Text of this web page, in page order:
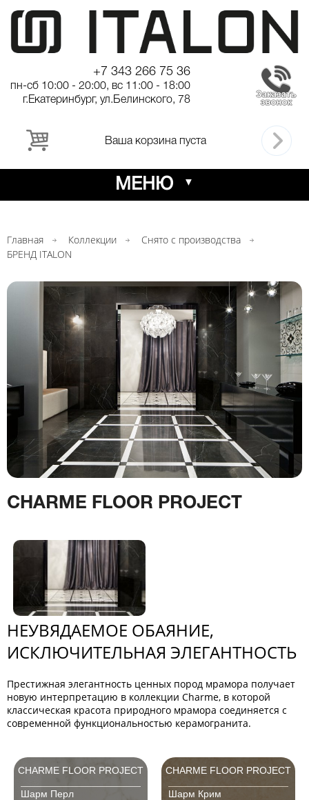
+7 343 266 75 36
пн-сб 10:00 - 20:00, вс 11:00 - 18:00
г.Екатеринбург, ул.Белинского, 78
Ваша корзина пуста
МЕНЮ
Главная Коллекции
Снято с производства
БРЕНД ITALON
CHARME FLOOR PROJECT
НЕУВЯДАЕМОЕ ОБАЯНИЕ,
ИСКЛЮЧИТЕЛЬНАЯ ЭЛЕГАНТНОСТЬ
Престижная элегантность ценных пород мрамора получает
новую интерпретацию в коллекции Charme, в которой
классическая красота природного мрамора соединяется с
современной функциональностью керамогранита.
CHARME FLOOR PROJECT
Шарм Перл
CHARME FLOOR PROJECT
Шарм Крим